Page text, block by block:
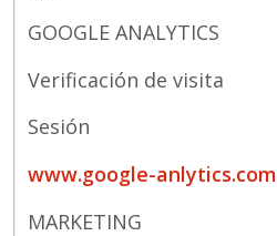
GOOGLE ANALYTICS
Verificación de visita
Sesión
www.google-anlytics.com
MARKETING